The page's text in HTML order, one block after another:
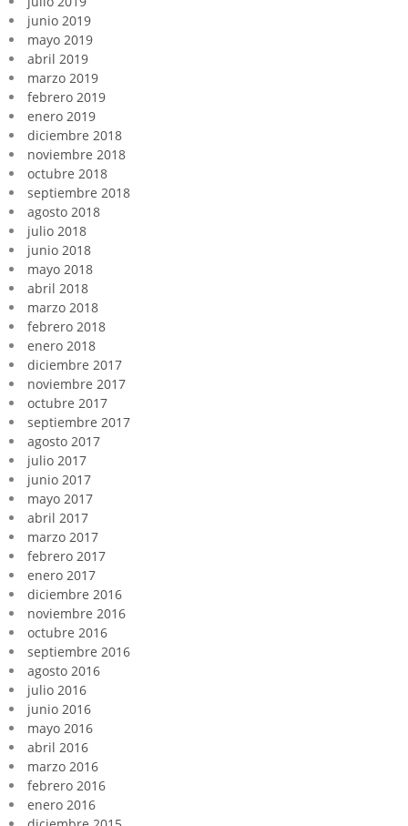
junio 2019
mayo 2019
abril 2019
marzo 2019
febrero 2019
enero 2019
diciembre 2018
noviembre 2018
octubre 2018
septiembre 2018
agosto 2018
julio 2018
junio 2018
mayo 2018
abril 2018
marzo 2018
febrero 2018
enero 2018
diciembre 2017
noviembre 2017
octubre 2017
septiembre 2017
agosto 2017
julio 2017
junio 2017
mayo 2017
abril 2017
marzo 2017
febrero 2017
enero 2017
diciembre 2016
noviembre 2016
octubre 2016
septiembre 2016
agosto 2016
julio 2016
junio 2016
mayo 2016
abril 2016
marzo 2016
febrero 2016
enero 2016